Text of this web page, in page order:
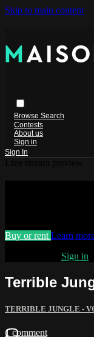
Skip to main content
Browse Search
Contests
About us
Sign in
Sign In
Buy or rent Learn
Sign in
Terrible
TERRIBLE JUNGLE -
1 comment